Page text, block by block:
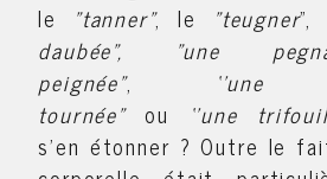
le "tanner", le "teugner",
daubée", "une
peignée",
‘’une
tournée"ou ‘’une
s'en étonner ? Outre le